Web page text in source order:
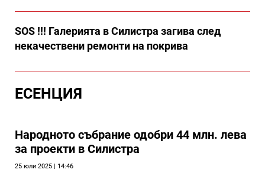
SOS !!! Галерията в Силистра загива след
некачествени ремонти на покрива
ЕСЕНЦИЯ
Народното събрание одобри 44 млн. лева
за проекти в Силистра
25 юли 2025 | 14:46